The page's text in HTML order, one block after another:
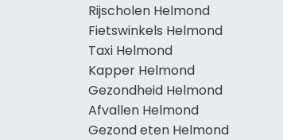
Rijscholen Helmond
Fietswinkels Helmond
Taxi Helmond
Kapper Helmond
Gezondheid Helmond
Afvallen Helmond
Gezond eten Helmond